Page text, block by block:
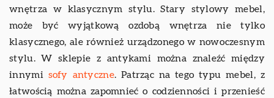
wnętrza w klasycznym stylu. Stary stylowy mebel,
może być wyjątkową ozdobą wnętrza nie tylko
klasycznego, ale również urządzonego w nowoczesnym
stylu. W sklepie z antykami można znaleźć między
innymi sofy antyczne. Patrząc na tego typu mebel, z
łatwością można zapomnieć o codzienności i przenieść